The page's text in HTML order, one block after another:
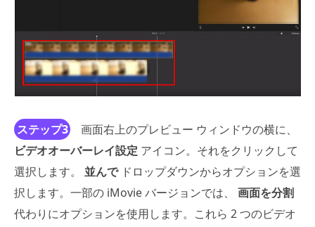
ステップ3
画面右上のプレビュー ウィンドウの横に、
ビデオオーバーレイ設定 アイコン。それをクリックして
選択します。 並んでドロップダウンからオプションを選
択します。一部の iMovie バージョンでは、 画面を分割
代わりにオプションを使用します。これら 2 つのビデオ